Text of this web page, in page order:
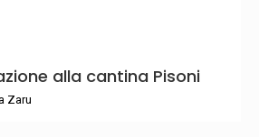
alla cantina Pisoni
Zaru